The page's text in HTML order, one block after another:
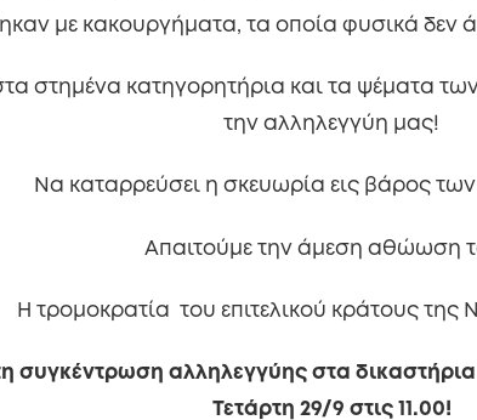
με κακουργήματα, τα οποία φυσικά δεν
στημένα κατηγορητήρια και τα ψέματα
την αλληλεγγύη μας!
Να καταρρεύσει η σκευωρία εις βάρος
Απαιτούμε την άμεση αθώωση
Η τρομοκρατία του επιτελικού κράτους της
συγκέντρωση αλληλεγγύης στα
Τετάρτη 29/9 στις 11.00!